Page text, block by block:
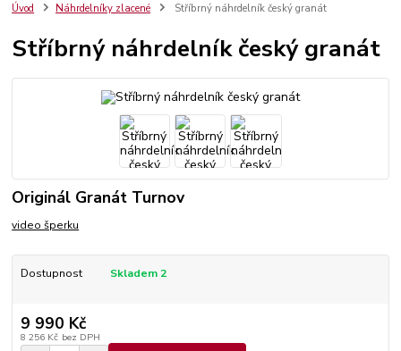
Úvod Náhrdelníky zlacené Stříbrný náhrdelník český granát
Stříbrný náhrdelník český granát
Originál Granát Turnov
video šperku
Dostupnost Skladem 2
9 990 Kč
8 256 Kč bez DPH